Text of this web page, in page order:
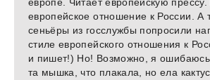
европейское отношение к России. А
сеньёры из госслужбы попросили
стиле европейского отношения к
и пишет!) Но! Возможно, я
та мышка, что плакала, но ела